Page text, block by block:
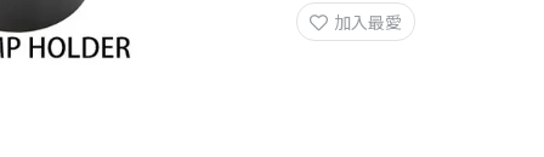
加入最愛